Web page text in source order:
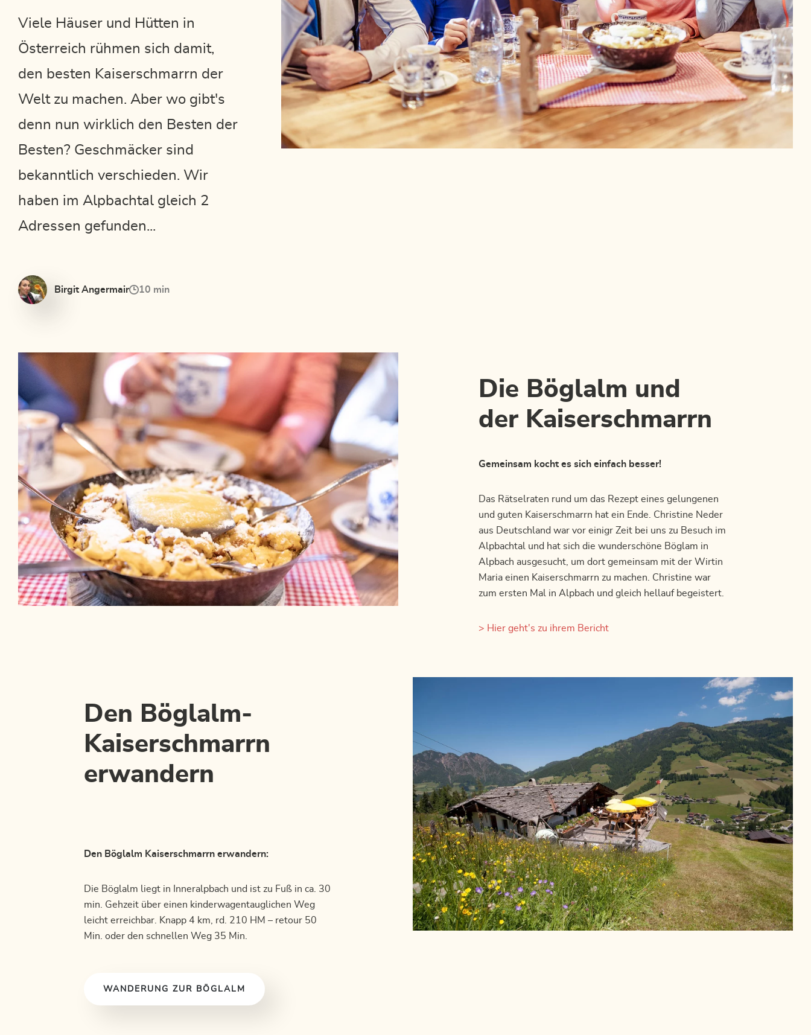
Viele Häuser und Hütten in
Österreich rühmen sich damit,
den besten Kaiserschmarrn der
Welt zu machen. Aber wo gibt's
denn nun wirklich den Besten der
Besten? Geschmäcker sind
bekanntlich verschieden. Wir
haben im Alpbachtal gleich 2
Adressen gefunden...
Birgit Angermair 10 min
Die Böglalm und
der Kaiserschmarrn
Gemeinsam kocht es sich einfach besser!
Das Rätselraten rund um das Rezept eines gelungenen
und guten Kaiserschmarrn hat ein Ende. Christine Neder
aus Deutschland war vor einigr Zeit bei uns zu Besuch im
Alpbachtal und hat sich die wunderschöne Böglam in
Alpbach ausgesucht, um dort gemeinsam mit der Wirtin
Maria einen Kaiserschmarrn zu machen. Christine war
zum ersten Mal in Alpbach und gleich hellauf begeistert.
> Hier geht's zu ihrem Bericht
Den Böglalm-
Kaiserschmarrn
erwandern
Den Böglalm Kaiserschmarrn erwandern:
Die Böglalm liegt in Inneralpbach und ist zu Fuß in ca. 30
min. Gehzeit über einen kinderwagentauglichen Weg
leicht erreichbar. Knapp 4 km, rd. 210 HM – retour 50
Min. oder den schnellen Weg 35 Min.
WANDERUNG ZUR BÖGLALM